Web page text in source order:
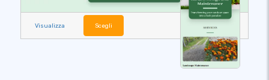
Visualizza Scegli